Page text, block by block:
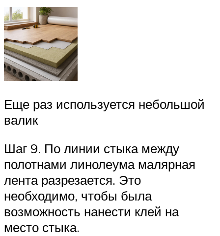
Еще раз используется небольшой
валик
Шаг 9. По линии стыка между
полотнами линолеума малярная
лента разрезается. Это
необходимо, чтобы была
возможность нанести клей на
место стыка.